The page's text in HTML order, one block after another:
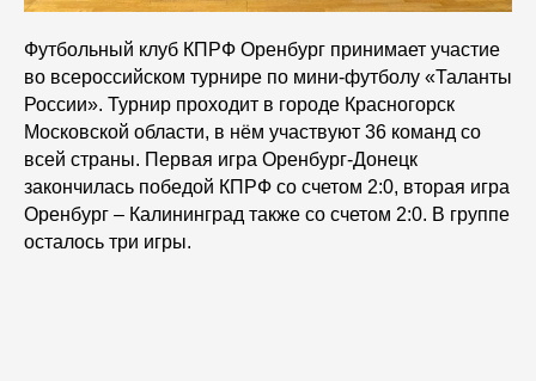
Футбольный клуб КПРФ Оренбург принимает участие
во всероссийском турнире по мини-футболу «Таланты
России». Турнир проходит в городе Красногорск
Московской области, в нём участвуют 36 команд со
всей страны. Первая игра Оренбург-Донецк
закончилась победой КПРФ со счетом 2:0, вторая игра
Оренбург – Калининград также со счетом 2:0. В группе
осталось три игры.